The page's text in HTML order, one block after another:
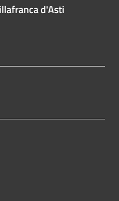
d'Asti